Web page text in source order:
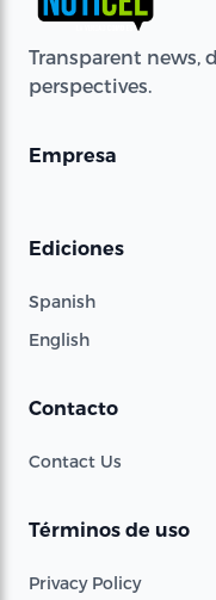
Transparent news,
perspectives.
Empresa
Ediciones
Spanish
English
Contacto
Contact Us
Términos de uso
Privacy Policy